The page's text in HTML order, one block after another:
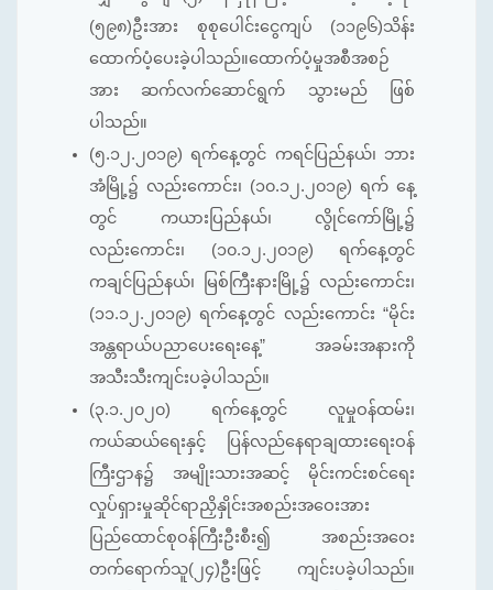
(၅၉၈)ဦးအား စုစုပေါင်းငွေကျပ် (၁၁၉၆)သိန်း
ထောက်ပံ့ပေးခဲ့ပါသည်။ထောက်ပံ့မှုအစီအစဉ်
အား ဆက်လက်ဆောင်ရွက် သွားမည် ဖြစ်
ပါသည်။
(၅.၁၂.၂၀၁၉) ရက်နေ့တွင် ကရင်ပြည်နယ်၊ ဘား
အံမြို့၌ လည်းကောင်း၊ (၁၀.၁၂.၂၀၁၉) ရက် နေ့
တွင် ကယားပြည်နယ်၊ လွိုင်ကော်မြို့၌
လည်းကောင်း၊ (၁၀.၁၂.၂၀၁၉) ရက်နေ့တွင်
ကချင်ပြည်နယ်၊ မြစ်ကြီးနားမြို့၌ လည်းကောင်း၊
(၁၁.၁၂.၂၀၁၉) ရက်နေ့တွင် လည်းကောင်း “မိုင်း
အန္တရာယ်ပညာပေးရေးနေ့” အခမ်းအနားကို
အသီးသီးကျင်းပခဲ့ပါသည်။
(၃.၁.၂၀၂၀) ရက်နေ့တွင် လူမှုဝန်ထမ်း၊
ကယ်ဆယ်ရေးနှင့် ပြန်လည်နေရာချထားရေးဝန်
ကြီးဌာန၌ အမျိုးသားအဆင့် မိုင်းကင်းစင်ရေး
လှုပ်ရှားမှုဆိုင်ရာညှိနှိုင်းအစည်းအဝေးအား
ပြည်ထောင်စုဝန်ကြီးဦးစီး၍ အစည်းအဝေး
တက်ရောက်သူ(၂၄)ဦးဖြင့် ကျင်းပခဲ့ပါသည်။